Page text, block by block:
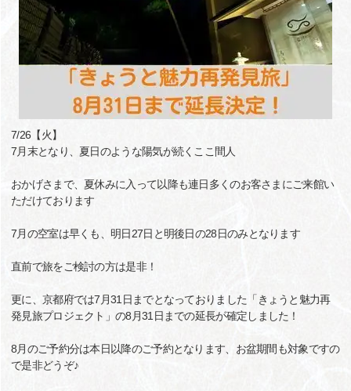
7/26【火】
7月末となり、夏日のような陽気が続くここ間人
おかげさまで、夏休みに入って以降も連日多くのお客さまにご来館い
ただけております
7月の空室は早くも、明日27日と明後日の28日のみとなります
直前で旅をご検討の方は是非！
更に、京都府では7月31日までとなっておりました「きょうと魅力再
発見旅プロジェクト」の8月31日までの延長が確定しました！
8月のご予約分は本日以降のご予約となります、お盆期間も対象ですの
で是非どうぞ♪